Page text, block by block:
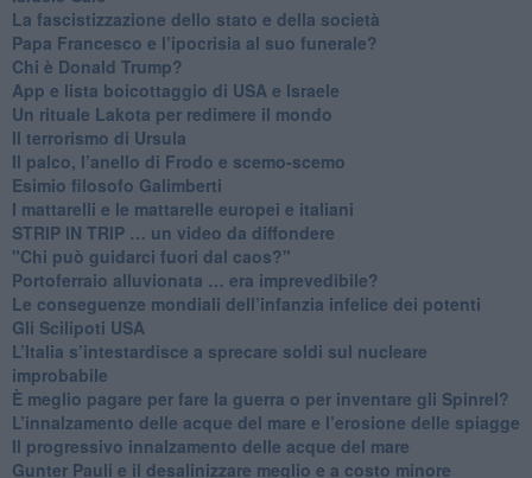
​La fascistizzazione dello stato e della società
Papa Francesco e l’ipocrisia al suo funerale?
​Chi è Donald Trump?
App e lista boicottaggio di USA e Israele
​Un rituale Lakota per redimere il mondo
Il terrorismo di Ursula
​Il palco, l’anello di Frodo e scemo-scemo
Esimio filosofo Galimberti
​I mattarelli e le mattarelle europei e italiani
​STRIP IN TRIP … un video da diffondere
"Chi può guidarci fuori dal caos?"
​Portoferraio alluvionata … era imprevedibile?
Le conseguenze mondiali dell’infanzia infelice dei potenti
​Gli Scilipoti USA
L’Italia s’intestardisce a sprecare soldi sul nucleare
improbabile
È meglio pagare per fare la guerra o per inventare gli Spinrel?
​L’innalzamento delle acque del mare e l’erosione delle spiagge
​Il progressivo innalzamento delle acque del mare
​Gunter Pauli e il desalinizzare meglio e a costo minore